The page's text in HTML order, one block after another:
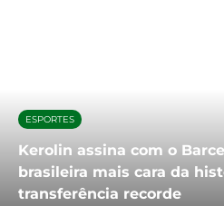
ESPORTES
Kerolin assina com o
brasileira mais cara da
transferência recorde